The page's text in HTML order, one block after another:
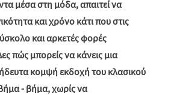
μέσα στη μόδα, απαιτεί να
και χρόνο κάτι που στις
και αρκετές φορές
πώς μπορείς να κάνεις μια
κομψή εκδοχή του κλασικού
- βήμα, χωρίς να